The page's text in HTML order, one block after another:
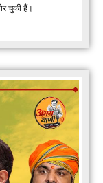
चुकी हैं।